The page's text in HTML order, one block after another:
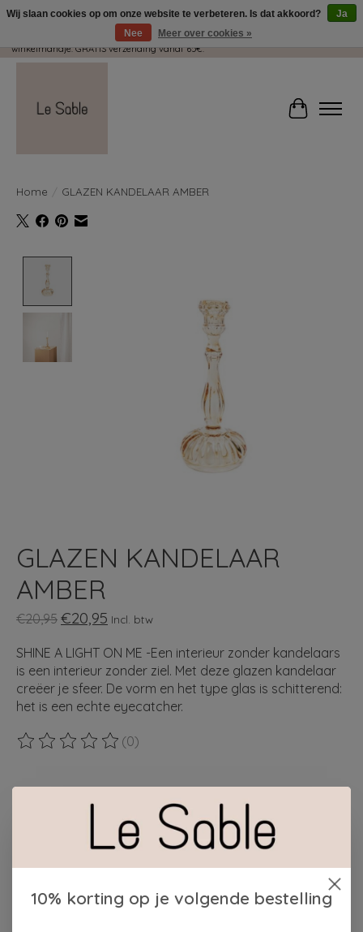
Wij pakken met plezier jouw kadootjes GRATIS in! Duid dit zeker aan in je
winkelmandje. GRATIS verzending vanaf 65€.
Home GLAZEN KANDELAAR AMBER
GLAZEN KANDELAAR
AMBER
€20,95 €20,95 Incl. btw
SHINE A LIGHT ON ME -Een interieur zonder kandelaars
is een interieur zonder ziel. Met deze glazen kandelaar
creëer je sfeer. De vorm en het type glas is schitterend:
het is een echte eyecatcher.
De beoordeling van dit product is
(0)
Wij slaan cookies op om onze website te verbeteren. Is dat akkoord?
Ja
Nee
Meer over cookies »
10% korting op je volgende bestelling